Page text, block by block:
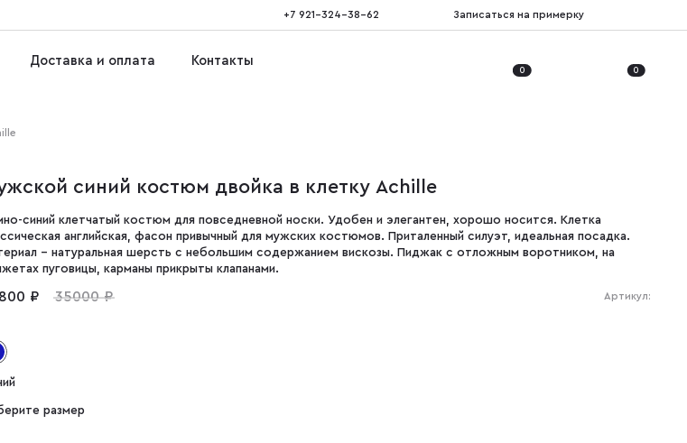
+7 921-324-38-62 Записаться на примерку
Доставка и оплата Контакты
0 0
синий костюм двойка в клетку Achille
синий клетчатый костюм для повседневной носки. Удобен и элегантен, хорошо носится. Клетка
английская, фасон привычный для мужских костюмов. Приталенный силуэт, идеальная посадка.
– натуральная шерсть с небольшим содержанием вискозы. Пиджак с отложным воротником, на
пуговицы, карманы прикрыты клапанами.
₽ 35000 ₽ Артикул:
размер